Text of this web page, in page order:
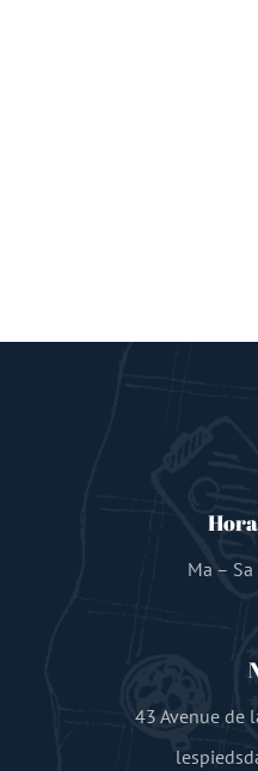
Ma –
43 Avenue de